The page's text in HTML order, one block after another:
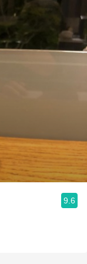
9.6